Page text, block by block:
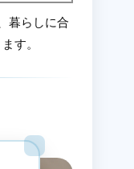
暮らしに合
す。